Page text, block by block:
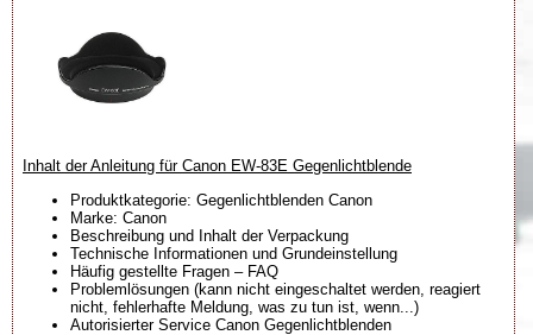
Inhalt der Anleitung für Canon EW-83E Gegenlichtblende
Produktkategorie: Gegenlichtblenden Canon
Marke: Canon
Beschreibung und Inhalt der Verpackung
Technische Informationen und Grundeinstellung
Häufig gestellte Fragen – FAQ
Problemlösungen (kann nicht eingeschaltet werden, reagiert
nicht, fehlerhafte Meldung, was zu tun ist, wenn...)
Autorisierter Service Canon Gegenlichtblenden